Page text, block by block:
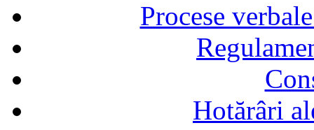
Procese
Hotărâri